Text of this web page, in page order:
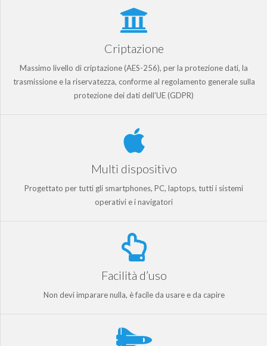
Criptazione
Massimo livello di criptazione (AES-256), per la protezione dati, la
trasmissione e la riservatezza, conforme al regolamento generale sulla
protezione dei dati dell’UE (GDPR)
Multi dispositivo
Progettato per tutti gli smartphones, PC, laptops, tutti i sistemi
operativi e i navigatori
Facilità d’uso
Non devi imparare nulla, è facile da usare e da capire